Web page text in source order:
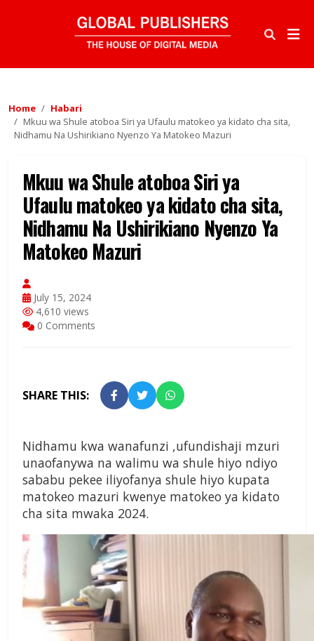
Home
Habari
Mkuu wa Shule atoboa Siri ya Ufaulu matokeo ya kidato cha sita,
Nidhamu Na Ushirikiano Nyenzo Ya Matokeo Mazuri
Mkuu wa Shule atoboa Siri ya
Ufaulu matokeo ya kidato cha sita,
Nidhamu Na Ushirikiano Nyenzo Ya
Matokeo Mazuri
July 15, 2024
4,610 views
0 Comments
SHARE THIS:
Nidhamu kwa wanafunzi ,ufundishaji mzuri
unaofanywa na walimu wa shule hiyo ndiyo
sababu pekee iliyofanya shule hiyo kupata
matokeo mazuri kwenye matokeo ya kidato
cha sita mwaka 2024.